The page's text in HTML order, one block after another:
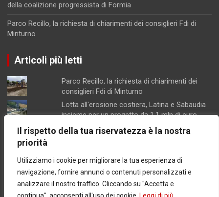
Il rispetto della tua riservatezza è la nostra
priorità
Utilizziamo i cookie per migliorare la tua esperienza di
navigazione, fornire annunci o contenuti personalizzati e
analizzare il nostro traffico. Cliccando su "Accetta e
della coalizione progressista di Formia
Parco Recillo, la richiesta di chiarimenti dei consiglieri Fdi di
Minturno
Articoli più letti
Parco Recillo, la richiesta di chiarimenti dei
consiglieri Fdi di Minturno
Lotta all'erosione costiera, Latina e Sabaudia
insieme per un progetto da 1,1 mln di euro
Scarichi, porto e delocalizzazione della
Giudice di Pace di Gaeta senza condizionatori,
udienze rinviate, lavoratori ed utenti in
difficoltà